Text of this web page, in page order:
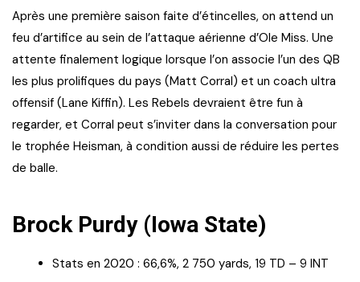
Après une première saison faite d’étincelles, on attend un
feu d’artifice au sein de l’attaque aérienne d’Ole Miss. Une
attente finalement logique lorsque l’on associe l’un des QB
les plus prolifiques du pays (Matt Corral) et un coach ultra
offensif (Lane Kiffin). Les Rebels devraient être fun à
regarder, et Corral peut s’inviter dans la conversation pour
le trophée Heisman, à condition aussi de réduire les pertes
de balle.
Brock Purdy (Iowa State)
Stats en 2020 : 66,6%, 2 750 yards, 19 TD – 9 INT